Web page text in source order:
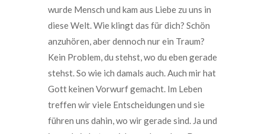
wurde Mensch und kam aus Liebe zu uns in
diese Welt. Wie klingt das für dich? Schön
anzuhören, aber dennoch nur ein Traum?
Kein Problem, du stehst, wo du eben gerade
stehst. So wie ich damals auch. Auch mir hat
Gott keinen Vorwurf gemacht. Im Leben
treffen wir viele Entscheidungen und sie
führen uns dahin, wo wir gerade sind. Ja und